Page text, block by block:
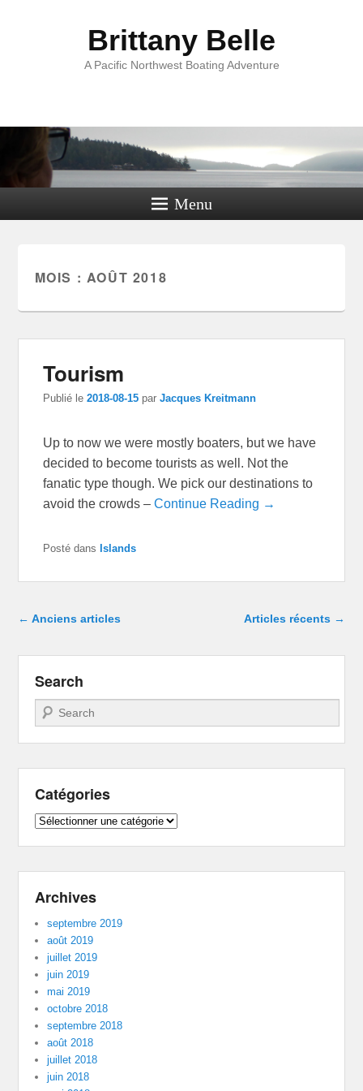
Brittany Belle
A Pacific Northwest Boating Adventure
Menu
MOIS : AOÛT 2018
Tourism
Publié le2018-08-15 parJacques Kreitmann
Up to now we were mostly boaters, but we have
decided to become tourists as well. Not the
fanatic type though. We pick our destinations to
avoid the crowds –Continue Reading →
Posté dans Islands
Navigation dans les articles
← Anciens articles Articles récents →
Search
Recherche
Catégories
Catégories
Archives
septembre 2019
août 2019
juillet 2019
juin 2019
mai 2019
octobre 2018
septembre 2018
août 2018
juillet 2018
juin 2018